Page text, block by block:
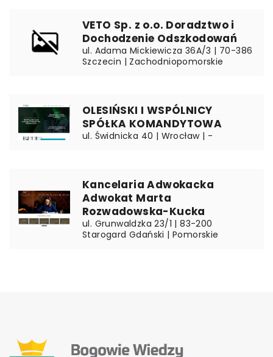
VETO Sp. z o.o. Doradztwo i
Dochodzenie Odszkodowań
ul. Adama Mickiewicza 36A/3 | 70-386
Szczecin | Zachodniopomorskie
OLESIŃSKI I WSPÓLNICY
SPÓŁKA KOMANDYTOWA
ul. Świdnicka 40 | Wrocław | -
Kancelaria Adwokacka
Adwokat Marta
Rozwadowska-Kucka
ul. Grunwaldzka 23/1 | 83-200
Starogard Gdański | Pomorskie